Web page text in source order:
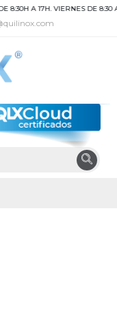
8:30H A 17H. VIERNES DE 8:30 A